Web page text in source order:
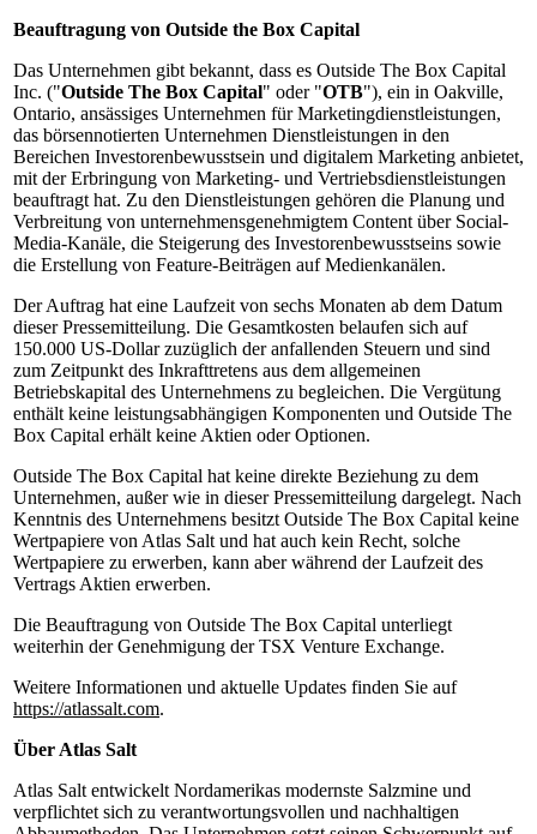
Beauftragung von Outside the Box Capital
Das Unternehmen gibt bekannt, dass es Outside The Box Capital
Inc. ("Outside The Box Capital" oder "OTB"), ein in Oakville,
Ontario, ansässiges Unternehmen für Marketingdienstleistungen,
das börsennotierten Unternehmen Dienstleistungen in den
Bereichen Investorenbewusstsein und digitalem Marketing anbietet,
mit der Erbringung von Marketing- und Vertriebsdienstleistungen
beauftragt hat. Zu den Dienstleistungen gehören die Planung und
Verbreitung von unternehmensgenehmigtem Content über Social-
Media-Kanäle, die Steigerung des Investorenbewusstseins sowie
die Erstellung von Feature-Beiträgen auf Medienkanälen.
Der Auftrag hat eine Laufzeit von sechs Monaten ab dem Datum
dieser Pressemitteilung. Die Gesamtkosten belaufen sich auf
150.000 US-Dollar zuzüglich der anfallenden Steuern und sind
zum Zeitpunkt des Inkrafttretens aus dem allgemeinen
Betriebskapital des Unternehmens zu begleichen. Die Vergütung
enthält keine leistungsabhängigen Komponenten und Outside The
Box Capital erhält keine Aktien oder Optionen.
Outside The Box Capital hat keine direkte Beziehung zu dem
Unternehmen, außer wie in dieser Pressemitteilung dargelegt. Nach
Kenntnis des Unternehmens besitzt Outside The Box Capital keine
Wertpapiere von Atlas Salt und hat auch kein Recht, solche
Wertpapiere zu erwerben, kann aber während der Laufzeit des
Vertrags Aktien erwerben.
Die Beauftragung von Outside The Box Capital unterliegt
weiterhin der Genehmigung der TSX Venture Exchange.
Weitere Informationen und aktuelle Updates finden Sie auf
https://atlassalt.com.
Über Atlas Salt
Atlas Salt entwickelt Nordamerikas modernste Salzmine und
verpflichtet sich zu verantwortungsvollen und nachhaltigen